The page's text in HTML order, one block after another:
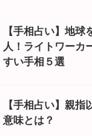
【手相占い】地球
人！ライトワーカ
すい手相５選
【手相占い】親指
意味とは？